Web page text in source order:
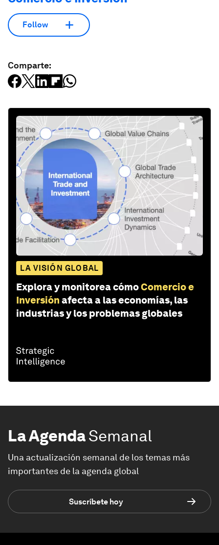
Follow
Comparte:
LA VISIÓN GLOBAL
Explora y monitorea cómoComercio e
Inversión afecta a las economías, las
industrias y los problemas globales
La AgendaSemanal
Una actualización semanal de los temas más
importantes de la agenda global
Suscríbete hoy